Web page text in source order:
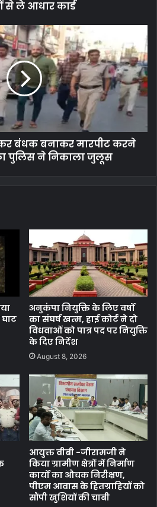
से ले आधार कार्ड
बंधक बनाकर मारपीट करने
पुलिस ने निकाला जुलूस
अनुकंपा नियुक्ति के लिए वर्षों
का संघर्ष खत्म, हाई कोर्ट ने दो
विधवाओं को पात्र पद पर नियुक्ति
के दिए निर्देश
August 8, 2026
आयुक्त वीबी -जीरामजी ने
किया ग्रामीण क्षेत्रों में निर्माण
कार्यों का औचक निरीक्षण,
पीएम आवास के हितग्राहियों को
सौंपी खुशियों की चाबी